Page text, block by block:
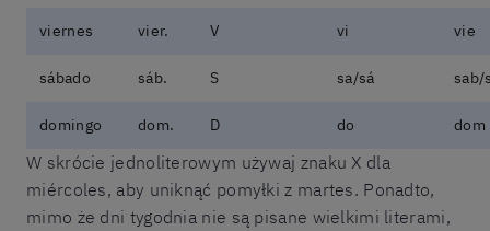
viernes vier. V vi vie
sábado sáb. S sa/sá sab/
domingo dom. D do dom
W skrócie jednoliterowym używaj znaku X dla
miércoles, aby uniknąć pomyłki z martes. Ponadto,
mimo że dni tygodnia nie są pisane wielkimi literami,